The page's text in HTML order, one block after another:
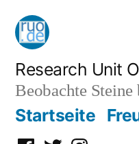
Zum
Inhalt
springen
Research Unit
Beobachte
Startseite